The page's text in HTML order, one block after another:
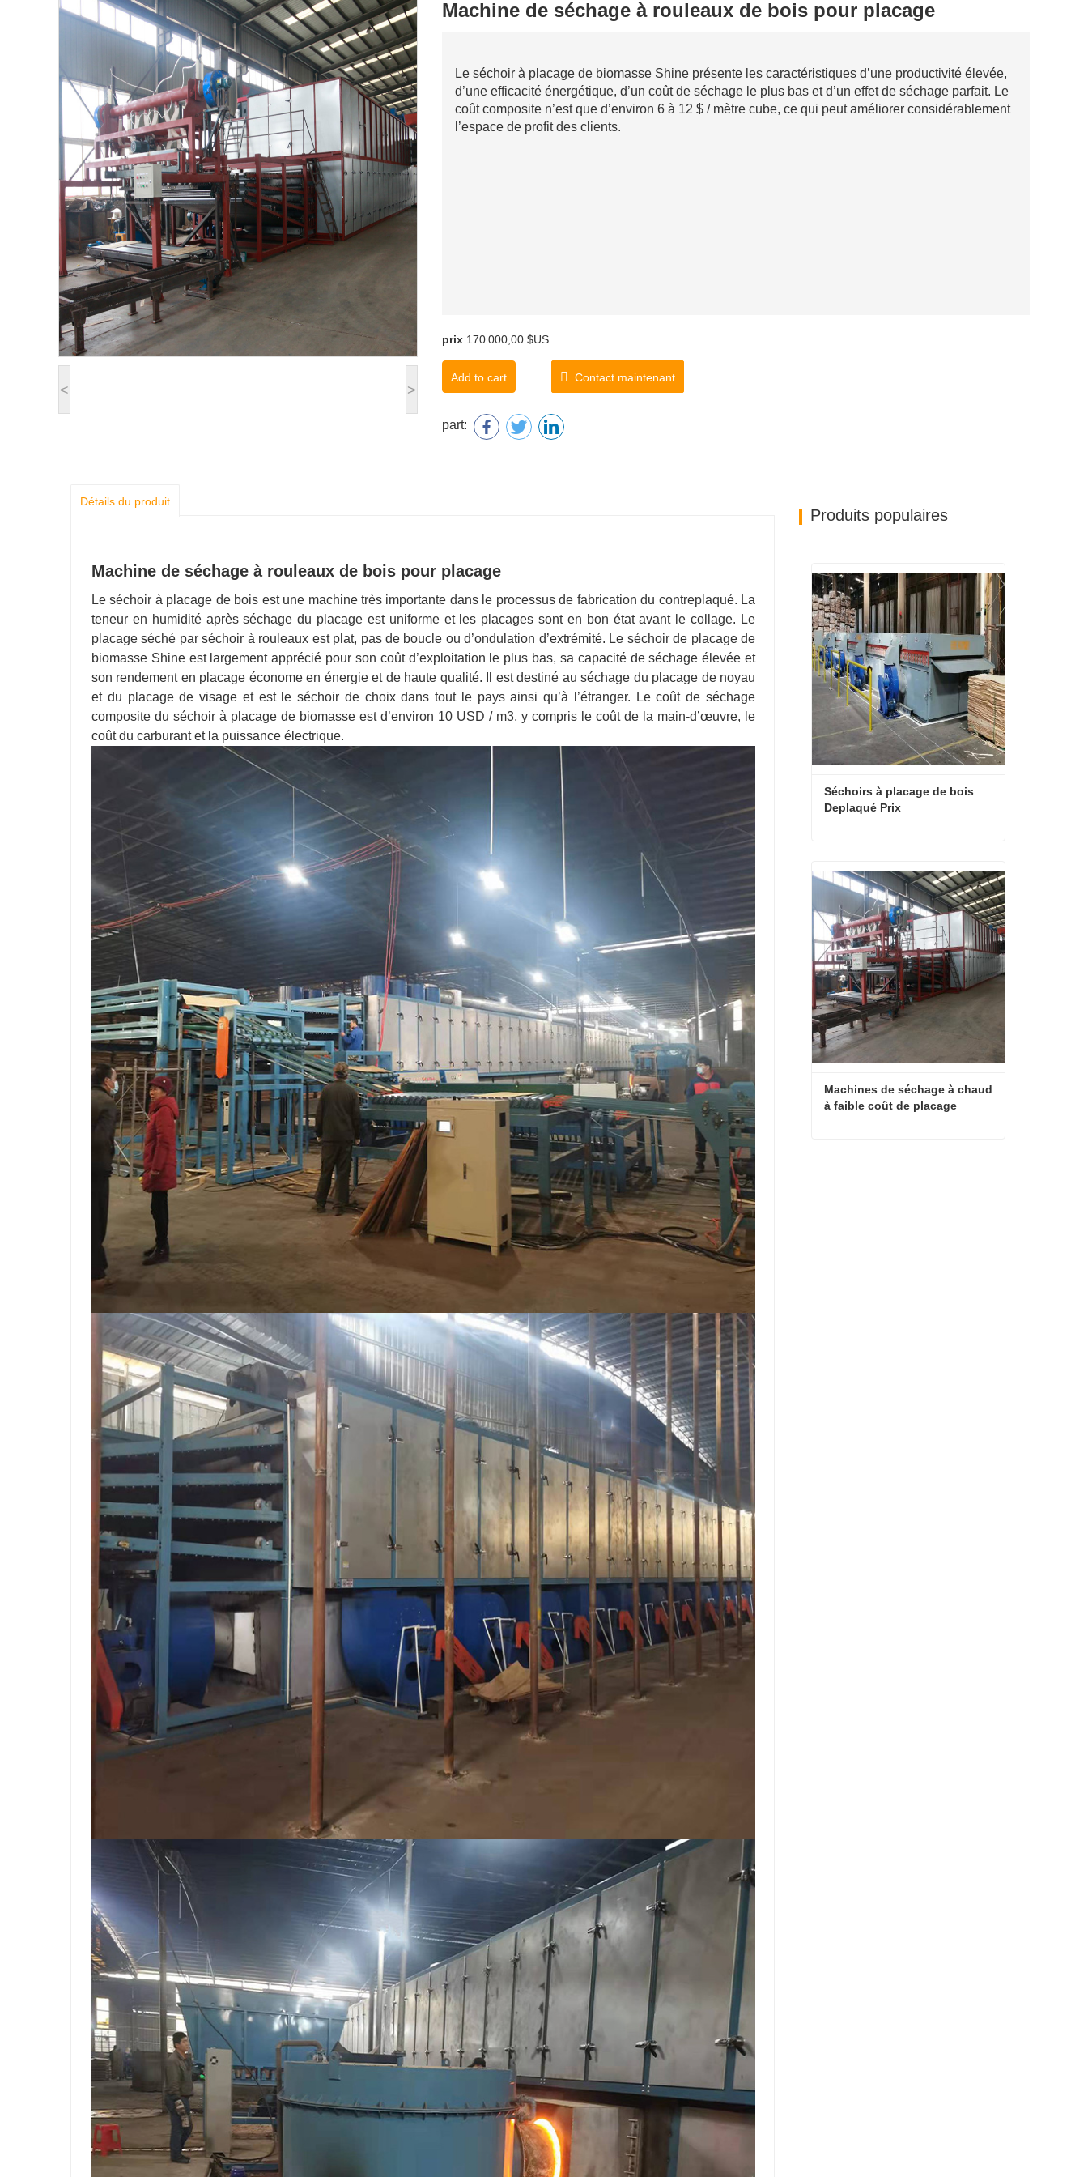
< >
Machine de séchage à rouleaux de bois pour placage
Le séchoir à placage de biomasse Shine présente les caractéristiques d’une productivité élevée,
d’une efficacité énergétique, d’un coût de séchage le plus bas et d’un effet de séchage parfait. Le
coût composite n’est que d’environ 6 à 12 $ / mètre cube, ce qui peut améliorer considérablement
l’espace de profit des clients.
prix 170 000,00 $US
Add to cart Contact maintenant
part:
Détails du produit
Machine de séchage à rouleaux de bois pour placage
Le séchoir à placage de bois est une machine très importante dans le processus de fabrication du contreplaqué. La
teneur en humidité après séchage du placage est uniforme et les placages sont en bon état avant le collage. Le
placage séché par séchoir à rouleaux est plat, pas de boucle ou d’ondulation d’extrémité. Le séchoir de placage de
biomasse Shine est largement apprécié pour son coût d’exploitation le plus bas, sa capacité de séchage élevée et
son rendement en placage économe en énergie et de haute qualité. Il est destiné au séchage du placage de noyau
et du placage de visage et est le séchoir de choix dans tout le pays ainsi qu’à l’étranger. Le coût de séchage
composite du séchoir à placage de biomasse est d’environ 10 USD / m3, y compris le coût de la main-d’œuvre, le
coût du carburant et la puissance électrique.
Produits populaires
Séchoirs à placage de bois
Deplaqué Prix
Contact maintenant
Machines de séchage à chaud
à faible coût de placage